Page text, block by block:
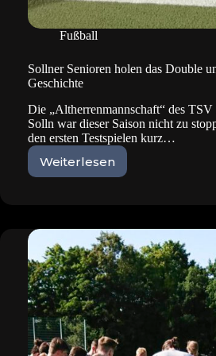
Fußball
Sollner Senioren holen das Double
Geschichte
Die „Altherrenmannschaft“ des TSV
Solln war dieser Saison nicht zu
den ersten Testspielen kurz…
Weiterlesen
Sollner
Double
und
schreiben
Geschichte